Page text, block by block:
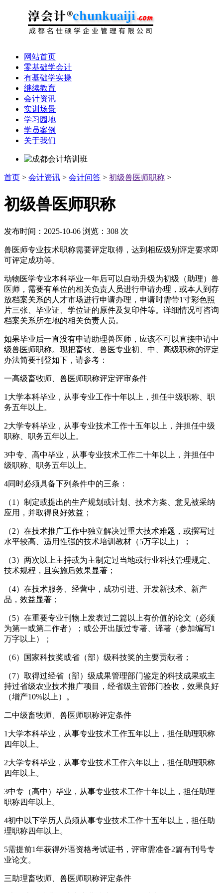
网站首页
零基础学会计
有基础学实操
继续教育
会计资讯
实训场景
学习园地
学员案例
关于我们
首页 > 会计资讯 > 会计问答 > 初级兽医师职称 >
初级兽医师职称
发布时间： 2025-10-06 浏览： 308 次
兽医师专业技术职称需要评定取得，达到相应级别评定要求即
可评定成功等。
动物医学专业本科毕业一年后可以自动升级为初级（助理）兽
医师，需要有单位的相关负责人员进行申请办理，或本人到存
放档案关系的人才市场进行申请办理，申请时需带1寸彩色照
片三张、毕业证、学位证的原件及复印件等。详细情况可咨询
档案关系所在地的相关负责人员。
如果毕业后一直没有申请助理兽医师，应该不可以直接申请中
级兽医师职称。现把畜牧、兽医专业初、中、高级职称的评定
办法简要刊登如下，请参考：
一高级畜牧师、兽医师职称评定评审条件
1大学本科毕业，从事专业工作十年以上，担任中级职称、职
务五年以上。
2大学专科毕业，从事专业技术工作十五年以上，并担任中级
职称、职务五年以上。
3中专、高中毕业，从事专业技术工作二十年以上，并担任中
级职称、职务五年以上。
4同时必须具备下列条件中的三条：
（1）制定或提出的生产规划或计划、技术方案、意见被采纳
应用，并取得良好效益；
（2）在技术推广工作中独立解决过重大技术难题，或撰写过
水平较高、适用性强的技术培训教材（5万字以上）；
（3）两次以上主持或为主制定过当地或行业科技管理规定、
技术规程，且实施后效果显著；
（4）在技术服务、经营中，成功引进、开发新技术、新产
品，效益显著；
（5）在重要专业刊物上发表过二篇以上有价值的论文（必须
为第一或第二作者）；或公开出版过专著、译著（参加编写1
万字以上）；
（6）国家科技奖或省（部）级科技奖的主要贡献者；
（7）取得过经省（部）级成果管理部门鉴定的科技成果或主
持过省级农业技术推广项目，经省级主管部门验收，效果良好
（增产10%以上）。
二中级畜牧师、兽医师职称评定条件
1大学本科毕业，从事专业技术工作五年以上，担任助理职称
四年以上。
2大学专科毕业，从事专业技术工作六年以上，担任助理职称
四年以上。
3中专（高中）毕业，从事专业技术工作十年以上，担任助理
职称四年以上。
4初中以下学历人员须从事专业技术工作十五年以上，担任助
理职称四年以上。
5需提前1年获得外语资格考试证书，评审需准备2篇有刊号专
业论文。
三助理畜牧师、兽医师职称评定条件